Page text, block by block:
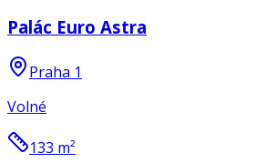
Palác Euro Astra
Praha 1
Volné
133 m²